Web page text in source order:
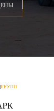
ГРУПП